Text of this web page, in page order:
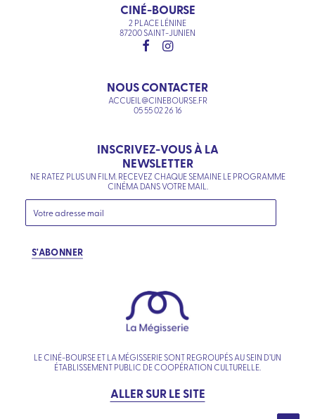
CINÉ-BOURSE
2 PLACE LÉNINE
87200 SAINT-JUNIEN
NOUS CONTACTER
ACCUEIL@CINEBOURSE.FR
05 55 02 26 16
INSCRIVEZ-VOUS À LA
NEWSLETTER
NE RATEZ PLUS UN FILM. RECEVEZ CHAQUE SEMAINE LE PROGRAMME
CINÉMA DANS VOTRE MAIL.
S'ABONNER
LE CINÉ-BOURSE ET LA MÉGISSERIE SONT REGROUPÉS AU SEIN D’UN
ÉTABLISSEMENT PUBLIC DE COOPÉRATION CULTURELLE.
ALLER SUR LE SITE